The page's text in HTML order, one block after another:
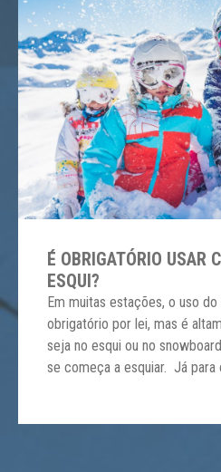
É OBRIGATÓRIO USAR
ESQUI?
Em muitas estações, o uso
obrigatório por lei, mas é
seja no esqui ou no
se começa a esquiar. Já para
capacete, leve em conta